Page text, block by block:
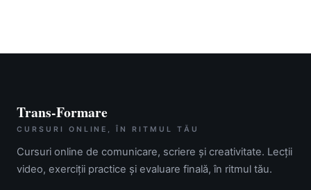
Trans-Formare
CURSURI ONLINE, ÎN RITMUL TĂU
Cursuri online de comunicare, scriere și creativitate. Lecții
video, exerciții practice și evaluare finală, în ritmul tău.